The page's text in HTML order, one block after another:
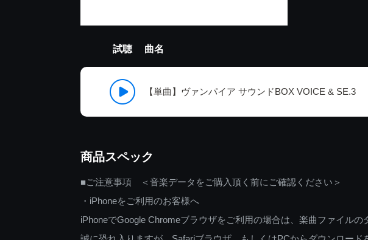
試聴 曲名
【単曲】ヴァンパイア サウンドBOX VOICE & SE.3
商品スペック
■ご注意事項 ＜音楽データをご購入頂く前にご確認ください＞
・iPhoneをご利用のお客様へ
iPhoneでGoogle Chromeブラウザをご利用の場合は、楽曲ファイルの